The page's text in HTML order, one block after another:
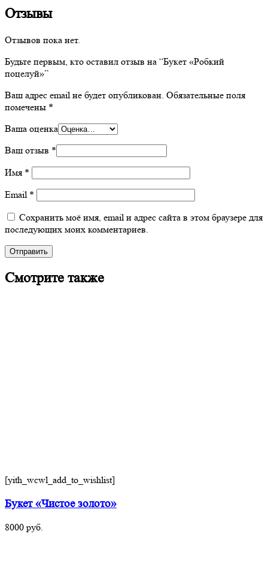
Отзывы
Отзывов пока нет.
Будьте первым, кто оставил отзыв на “Букет «Робкий
поцелуй»”
Ваш адрес email не будет опубликован. Обязательные поля
помечены *
Ваша оценка
Ваш отзыв *
Имя *
Email *
Сохранить моё имя, email и адрес сайта в этом браузере для
последующих моих комментариев.
Смотрите также
[yith_wcwl_add_to_wishlist]
Букет «Чистое золото»
8000 руб.